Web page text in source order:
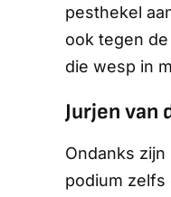
pesthekel
ook tegen
die wesp in
Jurjen van
Ondanks
podium zelfs